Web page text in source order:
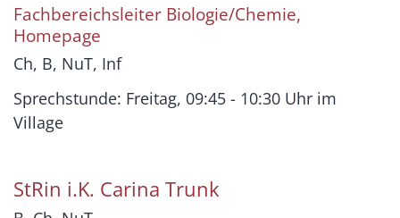
Fachbereichsleiter Biologie/Chemie,
Homepage
Ch, B, NuT, Inf
Sprechstunde: Freitag, 09:45 - 10:30 Uhr im
Village
StRin i.K. Carina Trunk